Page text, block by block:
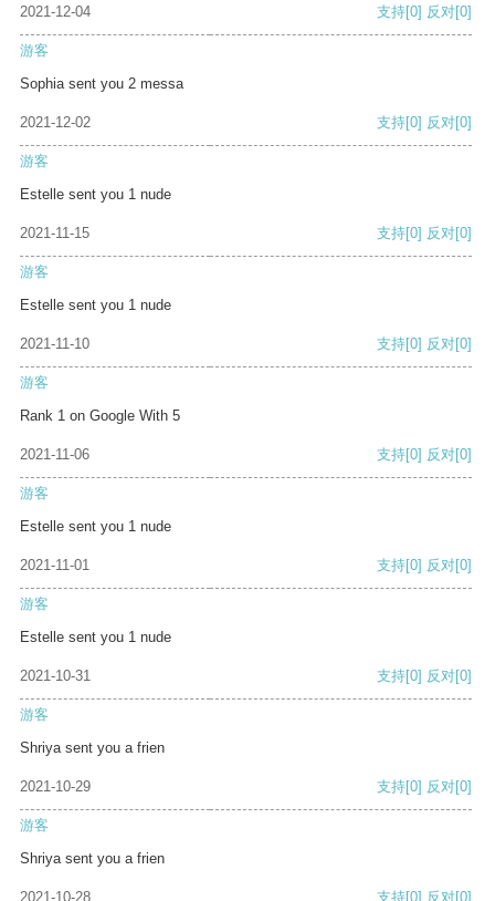
2021-12-04 支持[0] 反对[0]
游客
Sophia sent you 2 messa
2021-12-02 支持[0] 反对[0]
游客
Estelle sent you 1 nude
2021-11-15 支持[0] 反对[0]
游客
Estelle sent you 1 nude
2021-11-10 支持[0] 反对[0]
游客
Rank 1 on Google With 5
2021-11-06 支持[0] 反对[0]
游客
Estelle sent you 1 nude
2021-11-01 支持[0] 反对[0]
游客
Estelle sent you 1 nude
2021-10-31 支持[0] 反对[0]
游客
Shriya sent you a frien
2021-10-29 支持[0] 反对[0]
游客
Shriya sent you a frien
2021-10-28 支持[0] 反对[0]